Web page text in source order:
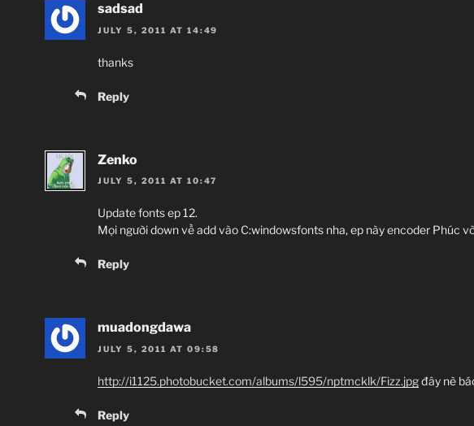
sadsad
JULY 5, 2011 AT 14:49
thanks
Reply
Zenko
JULY 5, 2011 AT 10:47
Update fonts ep 12.
Mọi người down về add vào C:windowsfonts nha, ep này encoder Phúc
Reply
muadongdawa
JULY 5, 2011 AT 09:58
http://i1125.photobucket.com/albums/l595/nptmcklk/Fizz.jpgđây nè
Reply